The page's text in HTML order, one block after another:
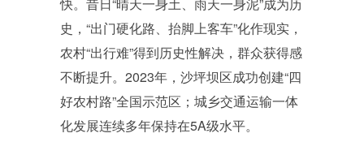
史，“出门硬化路、抬脚上客车”化作现实，
农村“出行难”得到历史性解决，群众获得感
不断提升。2023年，沙坪坝区成功创建“四
好农村路”全国示范区；城乡交通运输一体
化发展连续多年保持在5A级水平。